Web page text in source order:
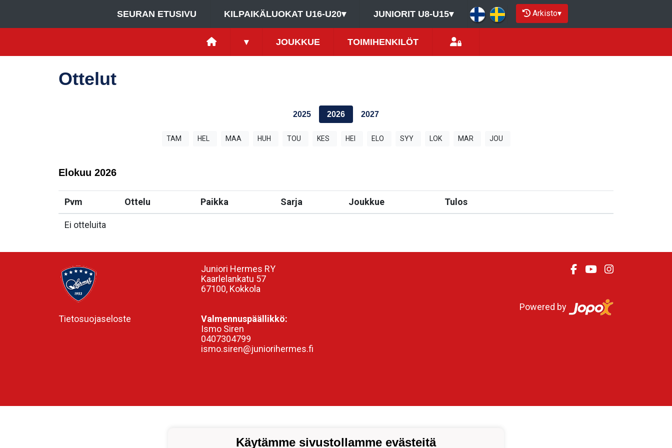
SEURAN ETUSIVU KILPAIKÄLUOKAT U16-U20▾ JUNIORIT U8-U15▾ Arkisto▾
▾ JOUKKUE TOIMIHENKILÖT
Ottelut
2025 2026 2027
TAM HEL MAA HUH TOU KES HEI ELO SYY LOK MAR JOU
Elokuu 2026
Pvm Ottelu Paikka Sarja Joukkue Tulos
Ei otteluita
Tietosuojaseloste
Juniori Hermes RY
Kaarlelankatu 57
67100, Kokkola
Valmennuspäällikkö:
Ismo Siren
0407304799
ismo.siren@juniorihermes.fi
Powered by
Käytämme sivustollamme evästeitä